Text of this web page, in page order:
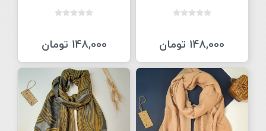
148,000 تومان 148,000 تومان